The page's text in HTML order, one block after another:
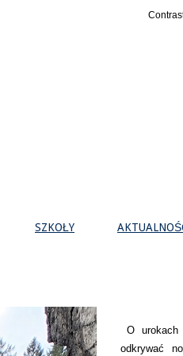
SZKOŁY
O urokach
odkrywać